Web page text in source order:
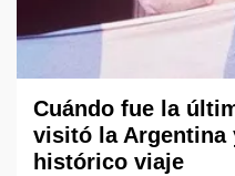
Cuándo fue la
visitó la Argentina
histórico viaje